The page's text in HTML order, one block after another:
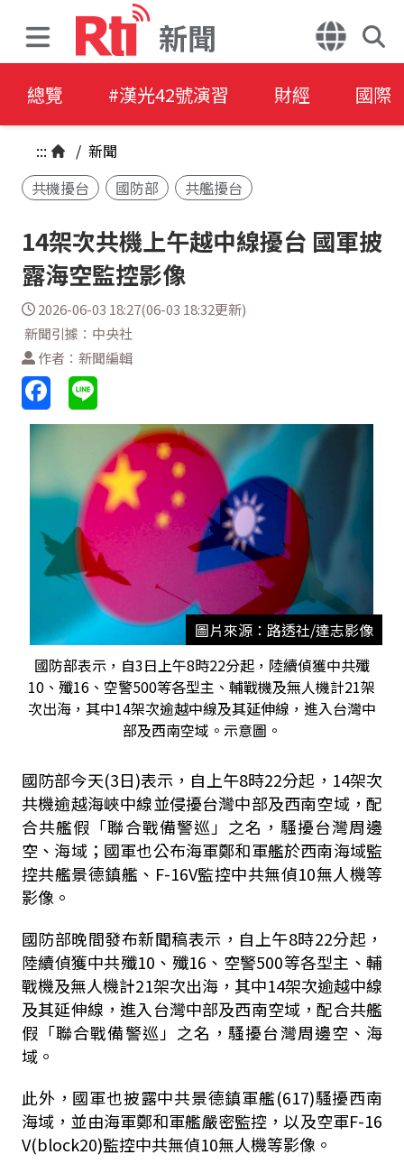
新聞
總覽 #漢光42號演習 財經 國際
::: / 新聞
共機擾台
國防部 共艦擾台
14架次共機上午越中線擾台 國軍披
露海空監控影像
2026-06-03 18:27(06-03 18:32更新)
新聞引據：中央社
作者：新聞編輯
圖片來源：路透社/達志影像
國防部表示，自3日上午8時22分起，陸續偵獲中共殲
10、殲16、空警500等各型主、輔戰機及無人機計21架
次出海，其中14架次逾越中線及其延伸線，進入台灣中
部及西南空域。示意圖。
國防部今天(3日)表示，自上午8時22分起，14架次
共機逾越海峽中線並侵擾台灣中部及西南空域，配
合共艦假「聯合戰備警巡」之名，騷擾台灣周邊
空、海域；國軍也公布海軍鄭和軍艦於西南海域監
控共艦景德鎮艦、F-16V監控中共無偵10無人機等
影像。
國防部晚間發布新聞稿表示，自上午8時22分起，
陸續偵獲中共殲10、殲16、空警500等各型主、輔
戰機及無人機計21架次出海，其中14架次逾越中線
及其延伸線，進入台灣中部及西南空域，配合共艦
假「聯合戰備警巡」之名，騷擾台灣周邊空、海
域。
此外，國軍也披露中共景德鎮軍艦(617)騷擾西南
海域，並由海軍鄭和軍艦嚴密監控，以及空軍F-16
V(block20)監控中共無偵10無人機等影像。